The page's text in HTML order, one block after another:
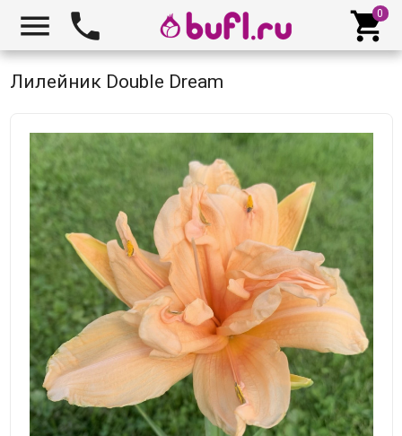
  
Лилейник Double Dream